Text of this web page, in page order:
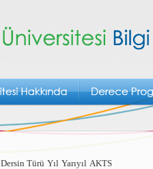
Dersin Türü Yıl Yarıyıl AKTS